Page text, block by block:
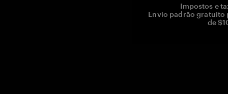
Impostos e
Envio padrão gratuito
de